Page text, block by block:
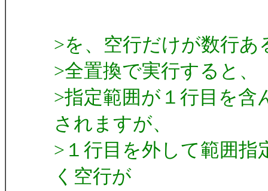
>を、空行だけが数行
>全置換で実行すると、
>指定範囲が１行目を含
されますが、
>１行目を外して範囲指
く空行が